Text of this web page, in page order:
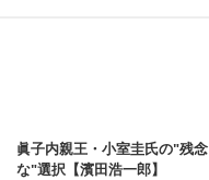
眞子内親王・小室圭氏の"残念
な"選択【濱田浩一郎】